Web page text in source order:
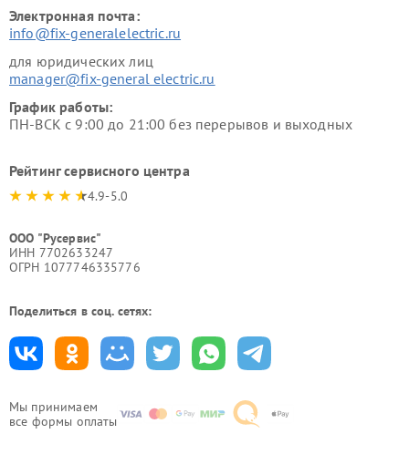
Мы принимаем
все формы оплаты
Электронная почта:
info@fix-generalelectric.ru
для юридических лиц
manager@fix-general electric.ru
График работы:
ПН-ВСК с 9:00 до 21:00 без перерывов и выходных
Рейтинг сервисного центра
4.9-5.0
ООО "Русервис"
ИНН 7702633247
ОГРН 1077746335776
Поделиться в соц. сетях: